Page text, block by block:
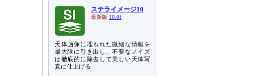
ステライメージ10
最新版 10.0f
天体画像に埋もれた微細な情報を
最大限に引き出し、不要なノイズ
は徹底的に除去して美しい天体写
真に仕上げる